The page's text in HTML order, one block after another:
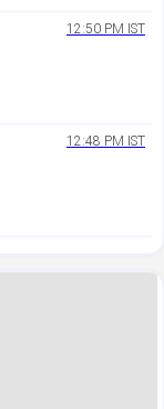
12:50 PM IST
12:48 PM IST